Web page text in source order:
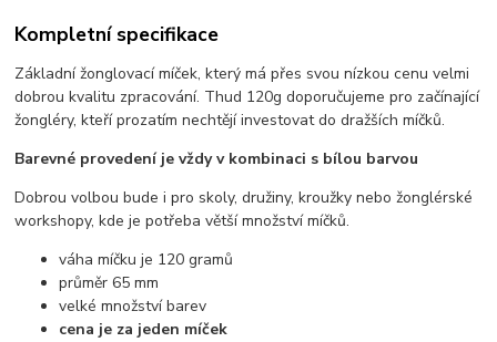
Kompletní specifikace
Základní žonglovací míček, který má přes svou nízkou cenu velmi
dobrou kvalitu zpracování. Thud 120g doporučujeme pro začínající
žongléry, kteří prozatím nechtějí investovat do dražších míčků.
Barevné provedení je vždy v kombinaci s bílou barvou
Dobrou volbou bude i pro skoly, družiny, kroužky nebo žonglérské
workshopy, kde je potřeba větší množství míčků.
váha míčku je 120 gramů
průměr 65 mm
velké množství barev
cena je za jeden míček